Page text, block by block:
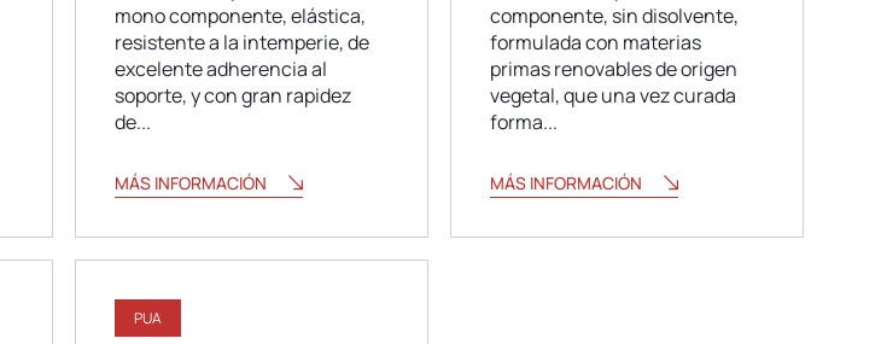
mono componente, elástica,
resistente a la intemperie, de
excelente adherencia al
soporte, y con gran rapidez
de...
MÁS INFORMACIÓN
componente, sin disolvente,
formulada con materias
primas renovables de origen
vegetal, que una vez curada
forma...
MÁS INFORMACIÓN
PUA